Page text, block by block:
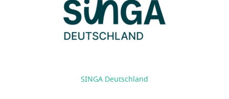
SINGA Deutschland